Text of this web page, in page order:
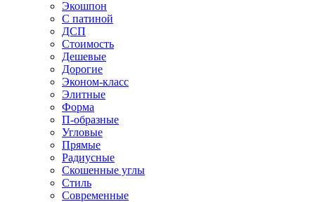
Экошпон
С патиной
ДСП
Стоимость
Дешевые
Дорогие
Эконом-класс
Элитные
Форма
П-образные
Угловые
Прямые
Радиусные
Скошенные углы
Стиль
Современные